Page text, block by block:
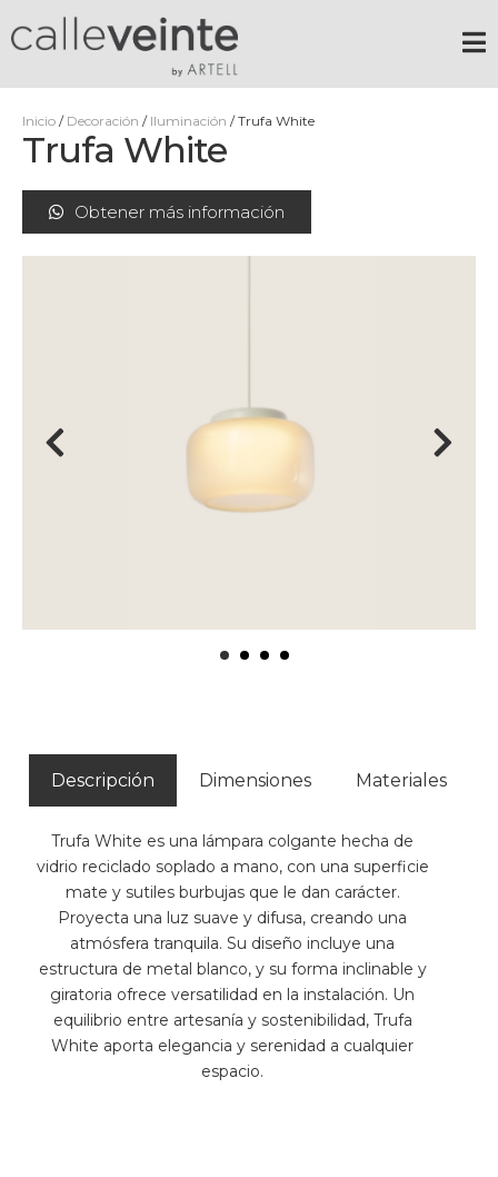
Inicio / Decoración / Iluminación / Trufa White
Trufa White
Obtener más información
Descripción Dimensiones Materiales
Trufa White es una lámpara colgante hecha de
vidrio reciclado soplado a mano, con una superficie
mate y sutiles burbujas que le dan carácter.
Proyecta una luz suave y difusa, creando una
atmósfera tranquila. Su diseño incluye una
estructura de metal blanco, y su forma inclinable y
giratoria ofrece versatilidad en la instalación. Un
equilibrio entre artesanía y sostenibilidad, Trufa
White aporta elegancia y serenidad a cualquier
espacio.